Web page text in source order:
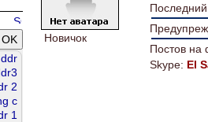
ddr
2
c
1
Новичок
Последний
Постов на
Skype: El